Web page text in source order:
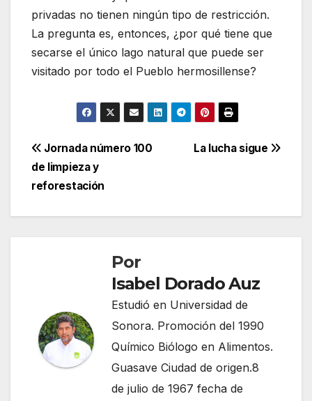
privadas no tienen ningún tipo de restricción.
La pregunta es, entonces, ¿por qué tiene que
secarse el único lago natural que puede ser
visitado por todo el Pueblo hermosillense?
Navegación
de
entradas
La lucha sigue
Jornada número 100
de limpieza y
reforestación
Por
Isabel Dorado Auz
Estudió en Universidad de
Sonora. Promoción del 1990
Químico Biólogo en Alimentos.
Guasave Ciudad de origen.8
de julio de 1967 fecha de